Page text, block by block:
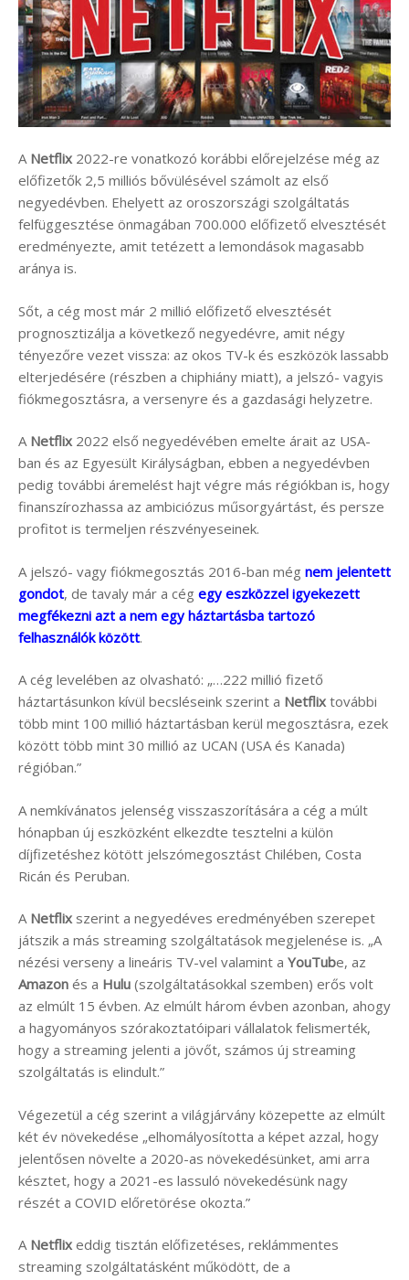
A Netflix2022-re vonatkozó korábbi előrejelzése még az
előfizetők 2,5 milliós bővülésével számolt az első
negyedévben. Ehelyett az oroszországi szolgáltatás
felfüggesztése önmagában 700.000 előfizető elvesztését
eredményezte, amit tetézett a lemondások magasabb
aránya is.
Sőt, a cég most már 2 millió előfizető elvesztését
prognosztizálja a következő negyedévre, amit négy
tényezőre vezet vissza: az okos TV-k és eszközök lassabb
elterjedésére (részben a chiphiány miatt), a jelszó- vagyis
fiókmegosztásra, a versenyre és a gazdasági helyzetre.
A Netflix2022 első negyedévében emelte árait az USA-
ban és az Egyesült Királyságban, ebben a negyedévben
pedig további áremelést hajt végre más régiókban is, hogy
finanszírozhassa az ambiciózus műsorgyártást, és persze
profitot is termeljen részvényeseinek.
A jelszó- vagy fiókmegosztás 2016-ban még nem jelentett
gondot, de tavaly már a cég egy eszközzel igyekezett
megfékezni azt a nem egy háztartásba tartozó
felhasználók között.
A cég levelében az olvasható: „…222 millió fizető
háztartásunkon kívül becsléseink szerint a Netflixtovábbi
több mint 100 millió háztartásban kerül megosztásra, ezek
között több mint 30 millió az UCAN (USA és Kanada)
régióban.”
A nemkívánatos jelenség visszaszorítására a cég a múlt
hónapban új eszközként elkezdte tesztelni a külön
díjfizetéshez kötött jelszómegosztást Chilében, Costa
Ricán és Peruban.
A Netflixszerint a negyedéves eredményében szerepet
játszik a más streaming szolgáltatások megjelenése is. „A
nézési verseny a lineáris TV-vel valamint a YouTube, az
Amazon és a Hulu (szolgáltatásokkal szemben) erős volt
az elmúlt 15 évben. Az elmúlt három évben azonban, ahogy
a hagyományos szórakoztatóipari vállalatok felismerték,
hogy a streaming jelenti a jövőt, számos új streaming
szolgáltatás is elindult.”
Végezetül a cég szerint a világjárvány közepette az elmúlt
két év növekedése „elhomályosította a képet azzal, hogy
jelentősen növelte a 2020-as növekedésünket, ami arra
késztet, hogy a 2021-es lassuló növekedésünk nagy
részét a COVID előretörése okozta.”
A Netflixeddig tisztán előfizetéses, reklámmentes
streaming szolgáltatásként működött, de a